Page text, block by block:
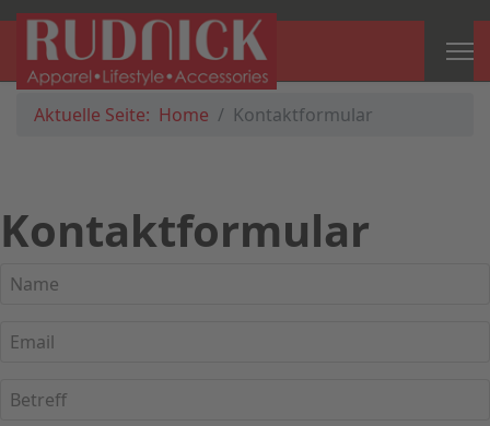
Aktuelle Seite: Home Kontaktformular
Kontaktformular